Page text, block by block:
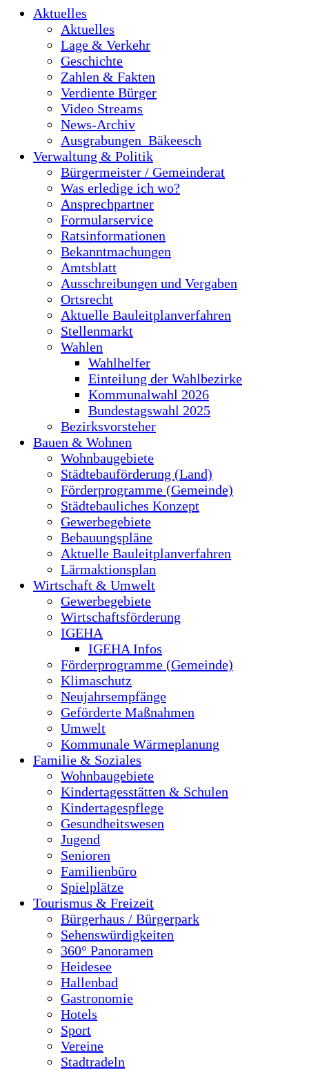
Aktuelles
Aktuelles
Lage & Verkehr
Geschichte
Zahlen & Fakten
Verdiente Bürger
Video Streams
News-Archiv
Ausgrabungen_Bäkeesch
Verwaltung & Politik
Bürgermeister / Gemeinderat
Was erledige ich wo?
Ansprechpartner
Formularservice
Ratsinformationen
Bekanntmachungen
Amtsblatt
Ausschreibungen und Vergaben
Ortsrecht
Aktuelle Bauleitplanverfahren
Stellenmarkt
Wahlen
Wahlhelfer
Einteilung der Wahlbezirke
Kommunalwahl 2026
Bundestagswahl 2025
Bezirksvorsteher
Bauen & Wohnen
Wohnbaugebiete
Städtebauförderung (Land)
Förderprogramme (Gemeinde)
Städtebauliches Konzept
Gewerbegebiete
Bebauungspläne
Aktuelle Bauleitplanverfahren
Lärmaktionsplan
Wirtschaft & Umwelt
Gewerbegebiete
Wirtschaftsförderung
IGEHA
IGEHA Infos
Förderprogramme (Gemeinde)
Klimaschutz
Neujahrsempfänge
Geförderte Maßnahmen
Umwelt
Kommunale Wärmeplanung
Familie & Soziales
Wohnbaugebiete
Kindertagesstätten & Schulen
Kindertagespflege
Gesundheitswesen
Jugend
Senioren
Familienbüro
Spielplätze
Tourismus & Freizeit
Bürgerhaus / Bürgerpark
Sehenswürdigkeiten
360° Panoramen
Heidesee
Hallenbad
Gastronomie
Hotels
Sport
Vereine
Stadtradeln